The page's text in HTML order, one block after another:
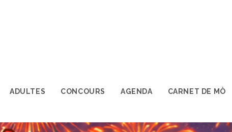
ADULTES CONCOURS AGENDA CARNET DE MÒ